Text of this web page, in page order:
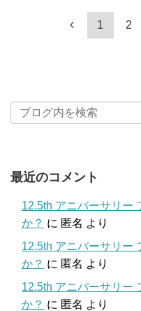
1 2
最近のコメント
12.5th アニバーサリー
か？ に 匿名 より
12.5th アニバーサリー
か？ に 匿名 より
12.5th アニバーサリー
か？ に 匿名 より